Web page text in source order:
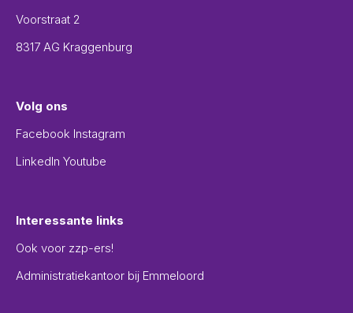
Voorstraat 2
8317 AG Kraggenburg
Volg ons
Facebook Instagram
LinkedIn Youtube
Interessante links
Ook voor zzp-ers!
Administratiekantoor bij Emmeloord